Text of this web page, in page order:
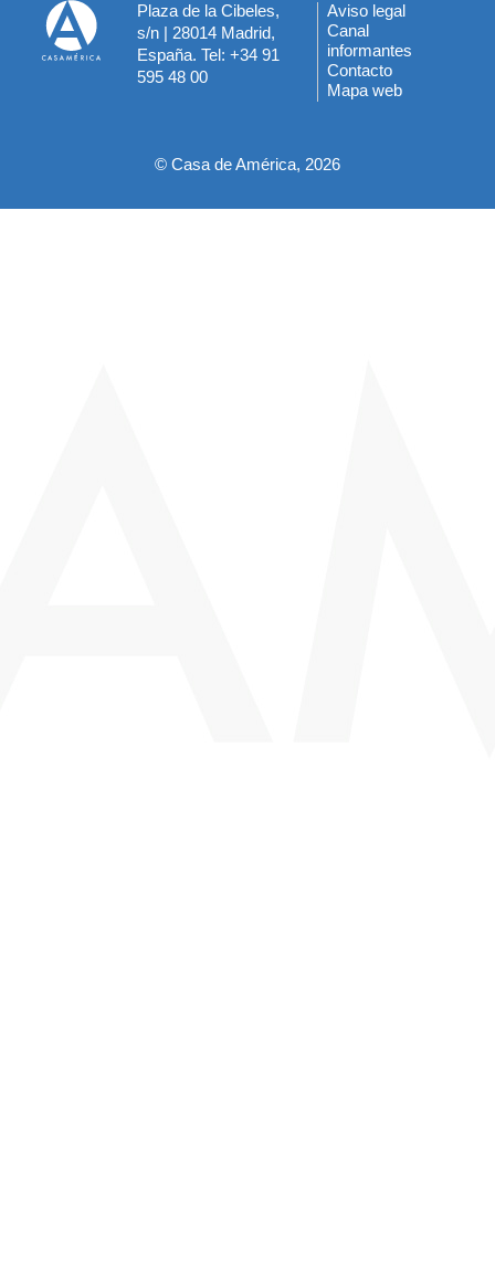
Plaza de la Cibeles,
s/n | 28014 Madrid,
España. Tel: +34 91
595 48 00
Menú
del
pie
Aviso legal
Canal
informantes
Contacto
Mapa web
© Casa de América, 2026